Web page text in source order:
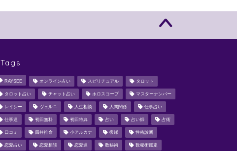
Tags
RAYSEE オンライン占い スピリチュアル タロット
タロット占い チャット占い ホロスコープ マスターナンバー
レイシー ヴェルニ 人生相談 人間関係 仕事占い
仕事運 初回無料 初回特典 占い 占い師 占術
口コミ 四柱推命 小アルカナ 復縁 性格診断
恋愛占い 恋愛相談 恋愛運 数秘術 数秘術鑑定